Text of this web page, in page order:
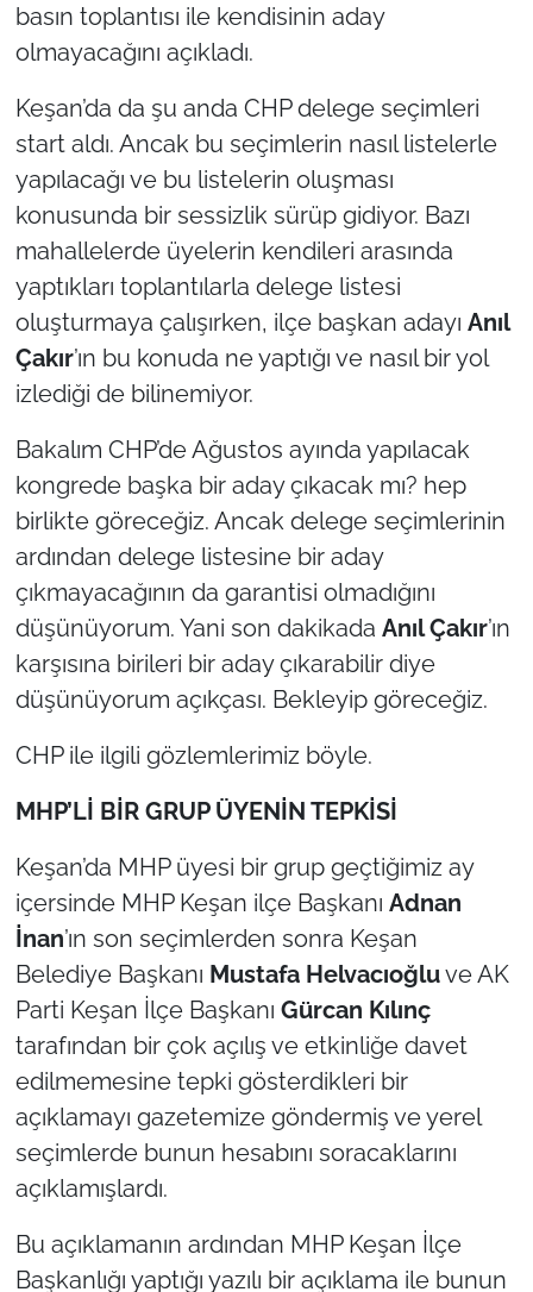
basın toplantısı ile kendisinin aday
olmayacağını açıkladı.
Keşan’da da şu anda CHP delege seçimleri
start aldı. Ancak bu seçimlerin nasıl listelerle
yapılacağı ve bu listelerin oluşması
konusunda bir sessizlik sürüp gidiyor. Bazı
mahallelerde üyelerin kendileri arasında
yaptıkları toplantılarla delege listesi
oluşturmaya çalışırken, ilçe başkan adayı Anıl
Çakır’ın bu konuda ne yaptığı ve nasıl bir yol
izlediği de bilinemiyor.
Bakalım CHP’de Ağustos ayında yapılacak
kongrede başka bir aday çıkacak mı? hep
birlikte göreceğiz. Ancak delege seçimlerinin
ardından delege listesine bir aday
çıkmayacağının da garantisi olmadığını
düşünüyorum. Yani son dakikada Anıl Çakır’ın
karşısına birileri bir aday çıkarabilir diye
düşünüyorum açıkçası. Bekleyip göreceğiz.
CHP ile ilgili gözlemlerimiz böyle.
MHP’Lİ BİR GRUP ÜYENİN TEPKİSİ
Keşan’da MHP üyesi bir grup geçtiğimiz ay
içersinde MHP Keşan ilçe Başkanı Adnan
İnan’ın son seçimlerden sonra Keşan
Belediye Başkanı Mustafa Helvacıoğluve AK
Parti Keşan İlçe Başkanı Gürcan Kılınç
tarafından bir çok açılış ve etkinliğe davet
edilmemesine tepki gösterdikleri bir
açıklamayı gazetemize göndermiş ve yerel
seçimlerde bunun hesabını soracaklarını
açıklamışlardı.
Bu açıklamanın ardından MHP Keşan İlçe
Başkanlığı yaptığı yazılı bir açıklama ile bunun